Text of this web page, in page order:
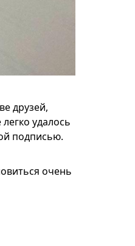
друзей,
удалось
подписью.
очень